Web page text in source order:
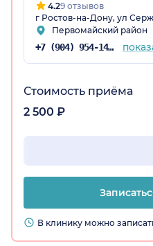
4.29 отзывов
г Ростов-на-Дону, ул
Первомайский район
+7 (904) 954-14-39
Стоимость приёма
2 500 ₽
В клинику можно